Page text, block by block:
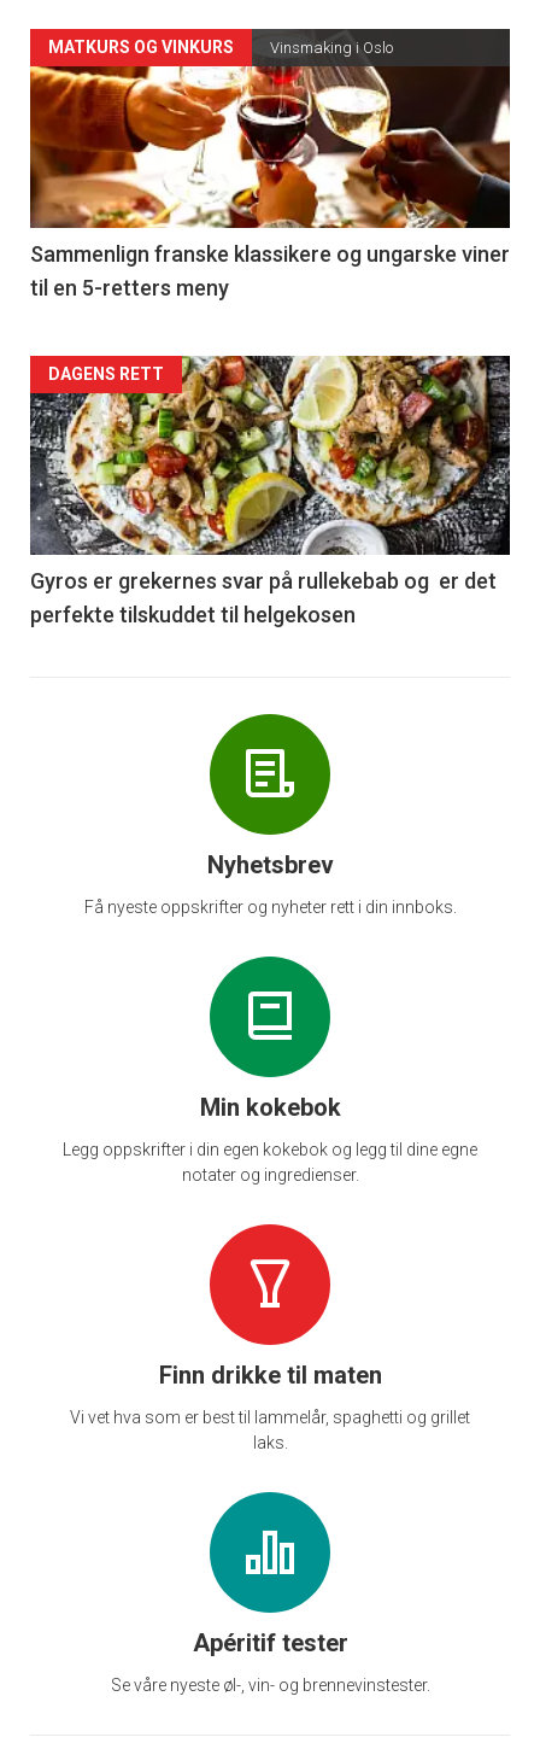
Forsiden
akkurat
nå
-
5
MATKURS OG VINKURS Vinsmaking i Oslo
Sammenlign franske klassikere og ungarske viner
til en 5-retters meny
Forsiden
akkurat
nå
-
6
DAGENS RETT
Gyros er grekernes svar på rullekebab og er det
perfekte tilskuddet til helgekosen
Nyhetsbrev
Få nyeste oppskrifter og nyheter rett i din innboks.
Min kokebok
Legg oppskrifter i din egen kokebok og legg til dine egne
notater og ingredienser.
Finn drikke til maten
Vi vet hva som er best til lammelår, spaghetti og grillet
laks.
Apéritif tester
Se våre nyeste øl-, vin- og brennevinstester.